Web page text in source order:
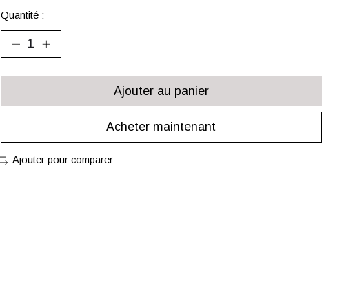
Quantité :
Ajouter au panier
Acheter maintenant
Ajouter pour comparer